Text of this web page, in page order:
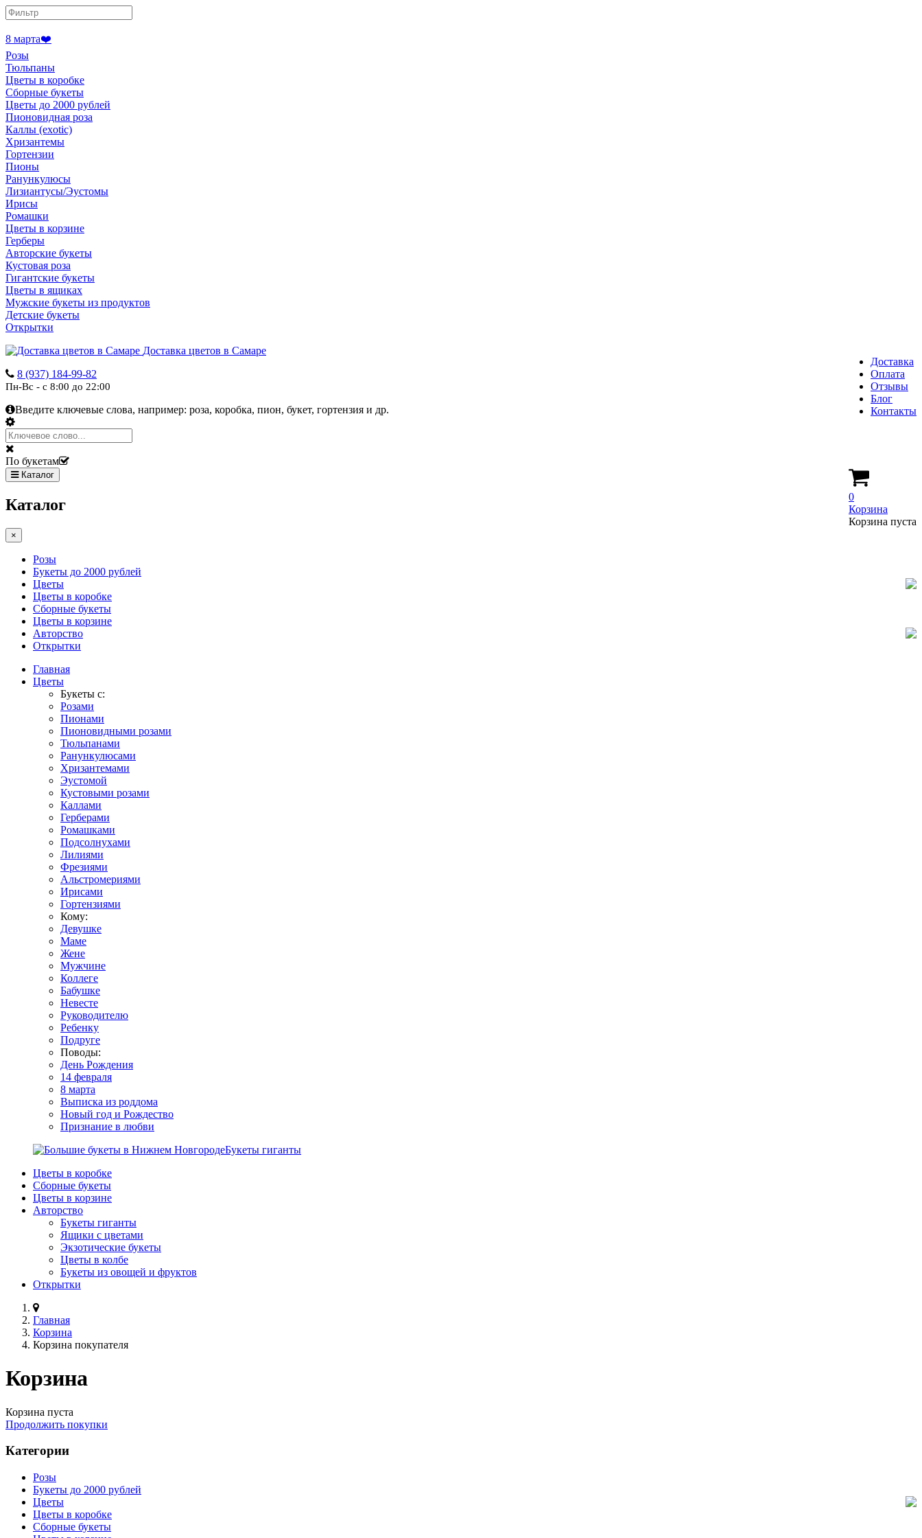
8 марта❤️
Розы
Тюльпаны
Цветы в коробке
Сборные букеты
Цветы до 2000 рублей
Пионовидная роза
Каллы (exotic)
Хризантемы
Гортензии
Пионы
Ранункулюсы
Лизиантусы/Эустомы
Ирисы
Ромашки
Цветы в корзине
Герберы
Авторские букеты
Кустовая роза
Гигантские букеты
Цветы в ящиках
Мужские букеты из продуктов
Детские букеты
Открытки
Доставка
Оплата
Отзывы
Блог
Контакты
Доставка цветов в Самаре
8 (937) 184-99-82
Пн-Вс - с 8:00 до 22:00
Введите ключевые слова, например: роза, коробка, пион, букет, гортензия и др.
По букетам
0
Корзина
Корзина пуста
Каталог
Каталог
×
Розы
Букеты до 2000 рублей
Цветы
Цветы в коробке
Сборные букеты
Цветы в корзине
Авторство
Открытки
Главная
Цветы
Букеты с:
Розами
Пионами
Пионовидными розами
Тюльпанами
Ранункулюсами
Хризантемами
Эустомой
Кустовыми розами
Каллами
Герберами
Ромашками
Подсолнухами
Лилиями
Фрезиями
Альстромериями
Ирисами
Гортензиями
Кому:
Девушке
Маме
Жене
Мужчине
Коллеге
Бабушке
Невесте
Руководителю
Ребенку
Подруге
Поводы:
День Рождения
14 февраля
8 марта
Выписка из роддома
Новый год и Рождество
Признание в любви
Букеты гиганты
Цветы в коробке
Сборные букеты
Цветы в корзине
Авторство
Букеты гиганты
Ящики с цветами
Экзотические букеты
Цветы в колбе
Букеты из овощей и фруктов
Открытки
Главная
Корзина
Корзина покупателя
Корзина
Корзина пуста
Продолжить покупки
Категории
Розы
Букеты до 2000 рублей
Цветы
Цветы в коробке
Сборные букеты